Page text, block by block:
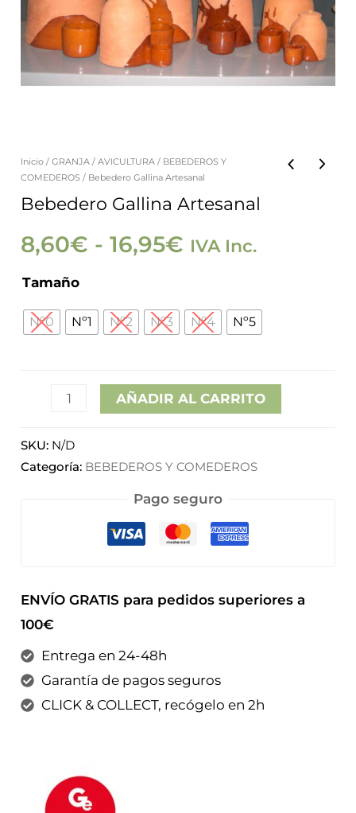
Inicio /GRANJA /AVICULTURA / BEBEDEROS Y
COMEDEROS / Bebedero Gallina Artesanal
Bebedero Gallina Artesanal
8,60€ - 16,95€
Rango
de
precios:
8,60€
hasta
16,95€
IVA Inc.
Tamaño
Nº0 Nº1 Nº2 Nº3 Nº4 Nº5
Bebedero
Artesanal
cantidad
AÑADIR AL CARRITO
SKU: N/D
Categoría: BEBEDEROS Y COMEDEROS
Pago seguro
ENVÍO GRATIS para pedidos superiores a
100€
Entrega en 24-48h
Garantía de pagos seguros
CLICK & COLLECT, recógelo en 2h